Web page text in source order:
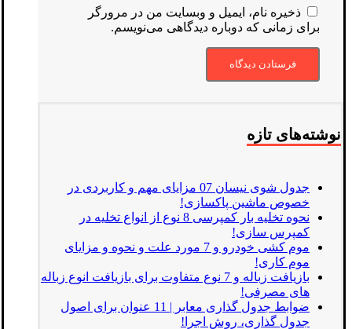
ذخیره نام، ایمیل و وبسایت من در مرورگر
برای زمانی که دوباره دیدگاهی می‌نویسم.
نوشته‌های تازه
جدول شوی نیسان 07 مزایای مهم و کاربردی در
خصوص ماشین پاکسازی!
نحوه تخلیه بار کمپرسی 8 نوع از انواع تخلیه در
کمپرس سازی!
موم کشی خودرو و 7 مورد علت و نحوه و مزایای
موم کاری!
بازیافت زباله و 7 نوع متفاوت برای بازیافت انوع زباله
های مصرفی!
ضوابط جدول گذاری معابر | 11 عنوان برای اصول
جدول گذاری، روش اجرا!